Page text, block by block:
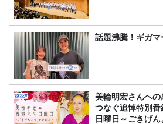
話題沸騰！ギガマ
美輪明宏さんへ
つなぐ追悼特別
日曜日～ごきげん